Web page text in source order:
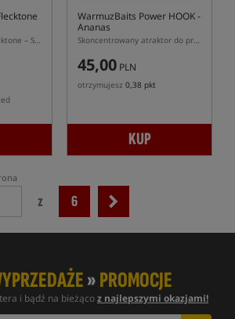
Avid Carp Outline Flecktone – Stopery do zabezpieczania przynęt na włosie przyponu karpiowego
WarmuzBaits Power HOOK-
Ananas
Skoncentrowany atraktor do przynęt o zapachu Ananas
45,00 PLN
otrzymujesz 0,38 pkt
KUP
z 6
»PROMOCJE
i bądź na bieżącoz najlepszymi okazjami!